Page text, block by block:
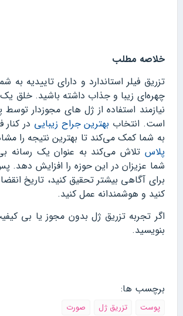
خلاصه مطلب
تزریق فیلر استاندارد و دارای تاییدیه
چهره‌ای زیبا و جذاب داشته باشید. خلق یک
نیازمند استفاده از ژل های مجوزدار
است. انتخاب بهترین جراح زیبایی در کنار
به شما کمک می‌کند تا بهترین نتیجه را
پلاس تلاش می‌کند به عنوان یک رسانه
شما عزیزان در این حوزه را افزایش دهد.
برای آگاهی بیشتر تحقیق کنید، تاریخ
کنید و هوشمندانه عمل کنید.
اگر تجربه تزریق ژل بدون مجوز یا بی
بنویسید.
برچسب ها:
پوست تزریق ژل صورت